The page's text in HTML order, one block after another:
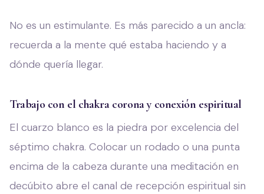
No es un estimulante. Es más parecido a un ancla:
recuerda a la mente qué estaba haciendo y a
dónde quería llegar.
Trabajo con el chakra corona y conexión espiritual
El cuarzo blanco es la piedra por excelencia del
séptimo chakra. Colocar un rodado o una punta
encima de la cabeza durante una meditación en
decúbito abre el canal de recepción espiritual sin